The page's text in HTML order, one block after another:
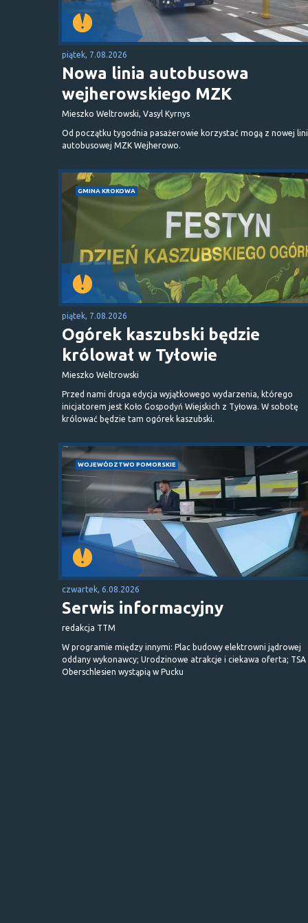
piątek, 7.08.2026
Nowa linia autobusowa
wejherowskiego MZK
Mieszko Weltrowski, Vasyl Kyrnys
Od początku tygodnia pasażerowie korzystać mogą z nowej
autobusowej MZK Wejherowo.
GMINA KROKOWA
piątek, 7.08.2026
Ogórek kaszubski będzie
królował w Tyłowie
Mieszko Weltrowski
Przed nami druga edycja wyjątkowego wydarzenia, którego
inicjatorem jest Koło Gospodyń Wiejskich z Tyłowa. W sobotę
królować będzie tam ogórek kaszubski.
WOJEWÓDZTWO POMORSKIE
czwartek, 6.08.2026
Serwis informacyjny
redakcja TTM
W programie między innymi: Plac budowy elektrowni jądrowej
oddany wykonawcy; Urodzinowe atrakcje i ciekawa oferta; TSA
Oberschlesien wystąpią w Pucku